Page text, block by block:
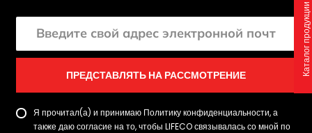
ПРЕДСТАВЛЯТЬ НА РАССМОТРЕНИЕ
Я прочитал(а) и принимаю Политику конфиденциальности, а
также даю согласие на то, чтобы LIFECO связывалась со мной по
Каталог продукции